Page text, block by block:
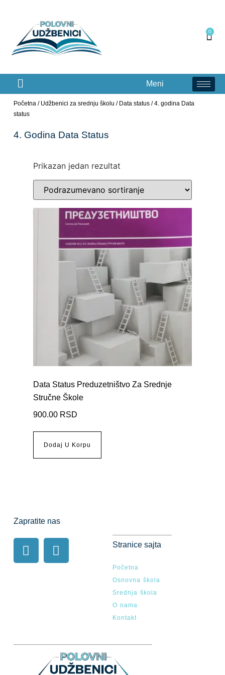
0
Meni
Početna/ Udžbenici za srednju školu / Data status/ 4. godina Data
status
4. Godina Data Status
Prikazan jedan rezultat
Data Status Preduzetništvo Za Srednje
Stručne Škole
900.00 RSD
Dodaj U Korpu
Stranice sajta
Početna
Osnovna škola
Srednja škola
O nama
Kontakt
Zapratite nas